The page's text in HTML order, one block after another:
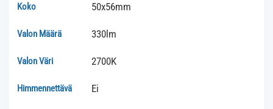
Koko 50x56mm
Valon Määrä 330lm
Valon Väri 2700K
Himmennettävä Ei